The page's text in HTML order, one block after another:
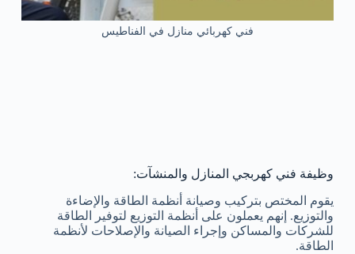
فني كهربائي منازل في الفناطيس
وظيفة فني كهربجي المنازل والمنشآت:
يقوم المختص بتركيب وصيانة أنظمة الطاقة والإضاءة
والتوزيع. إنهم يعملون على أنظمة التوزيع لتوفير الطاقة
للشركات والمساكن وإجراء الصيانة والإصلاحات لأنظمة
الطاقة.